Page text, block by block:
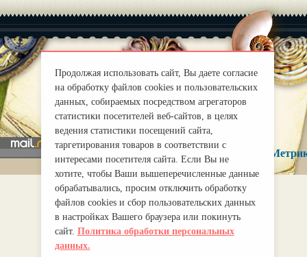
О нас |
Правила
mirprognoz@mail.ru
Продолжая использовать сайт, Вы даете согласие
на обработку файлов cookies и пользовательских
данных, собираемых посредством агрегаторов
статистики посетителей веб-сайтов, в целях
ведения статистики посещений сайта,
таргетирования товаров в соответствии с
интересами посетителя сайта. Если Вы не
хотите, чтобы Ваши вышеперечисленные данные
обрабатывались, просим отключить обработку
файлов cookies и сбор пользовательских данных
в настройках Вашего браузера или покинуть
сайт. Политика обработки персональных
данных.